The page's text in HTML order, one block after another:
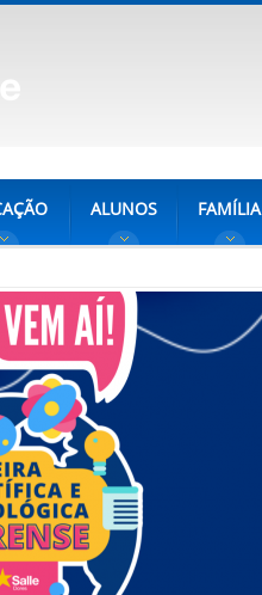
ALUNOS FAMÍLIA